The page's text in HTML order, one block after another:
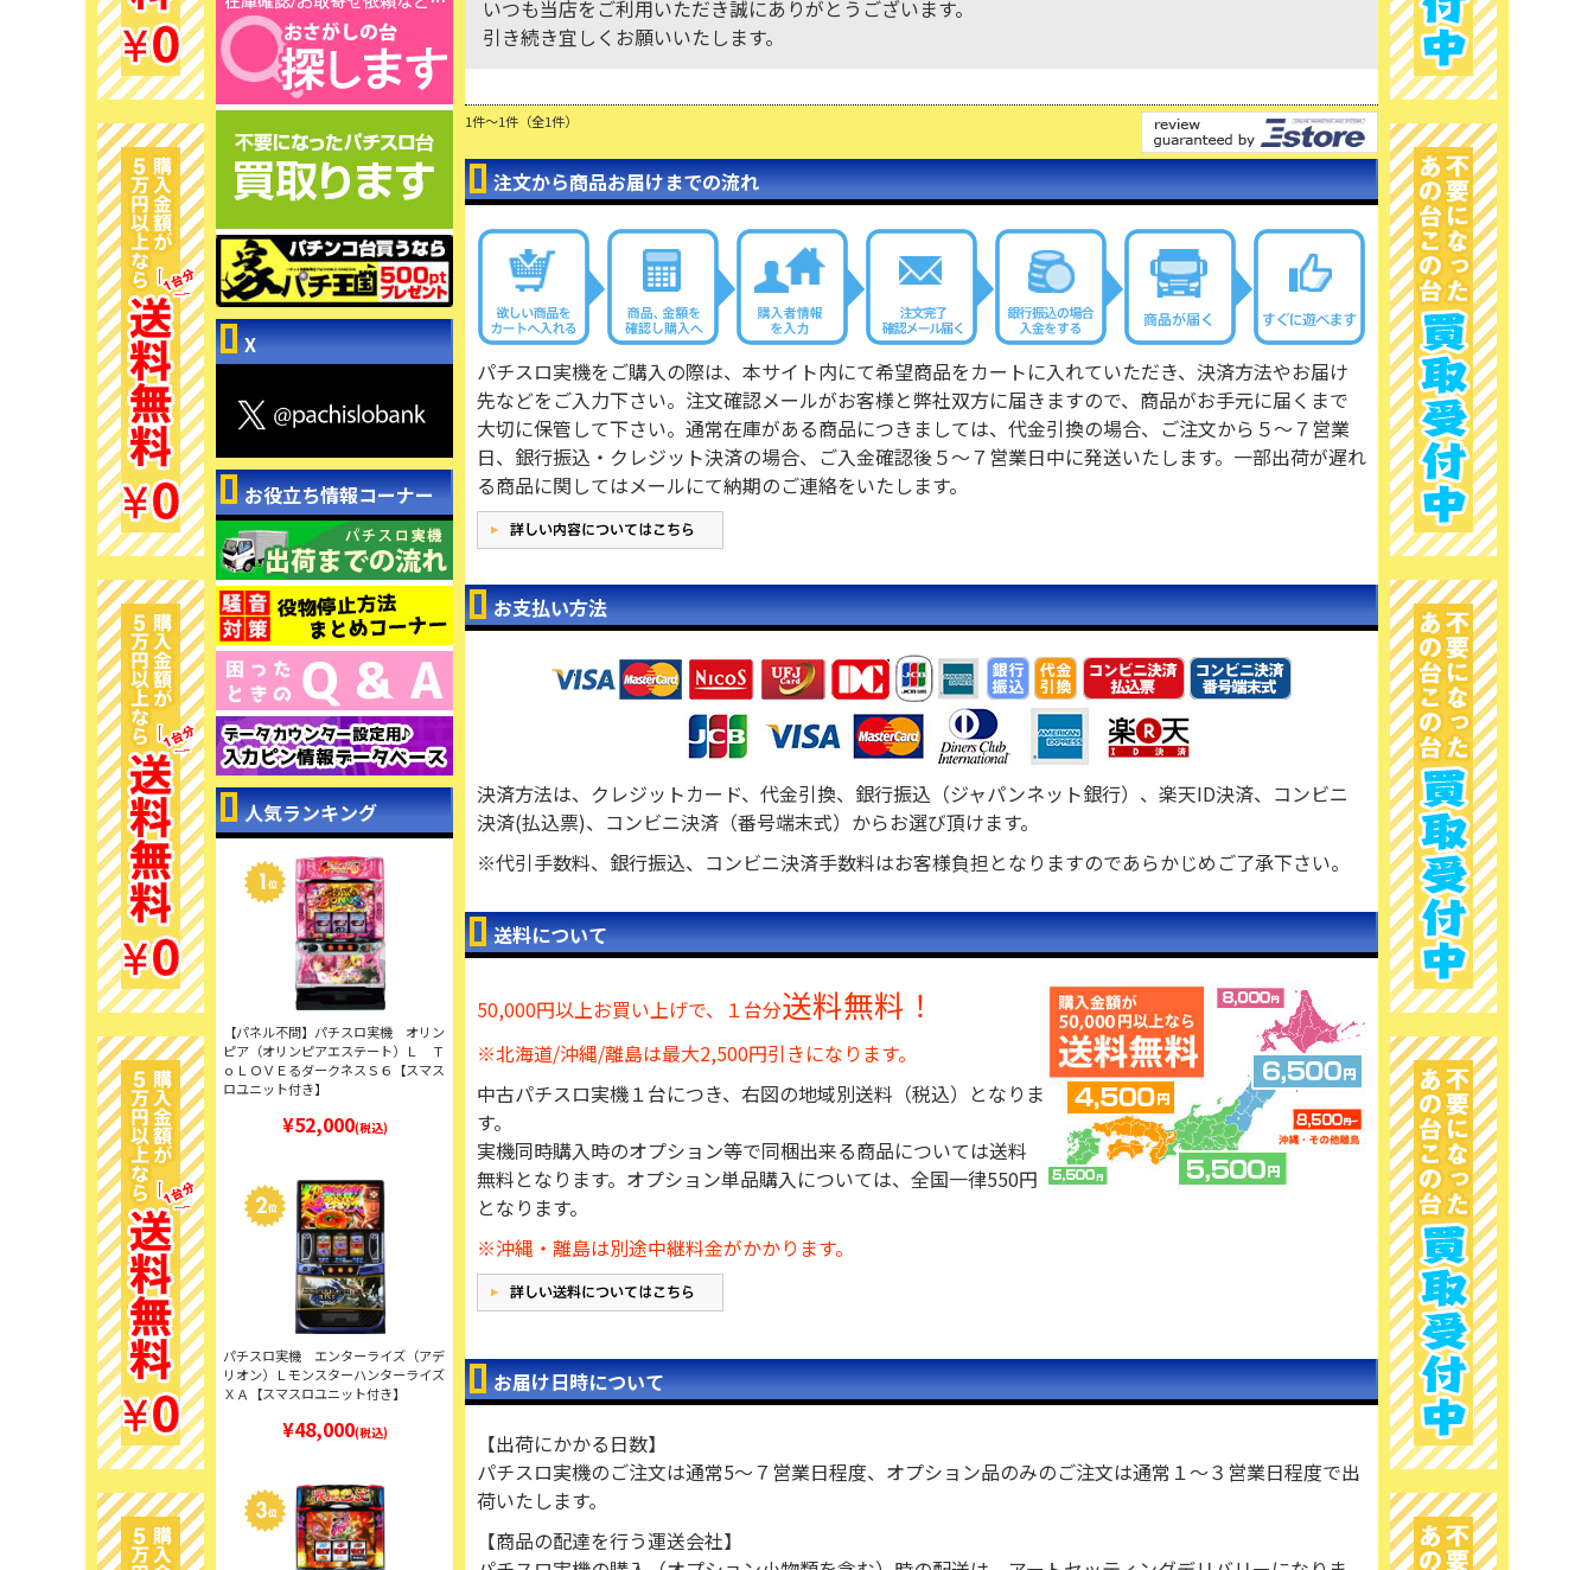
いつも当店をご利用いただき誠にありがとうございます。
引き続き宜しくお願いいたします。
1件～1件（全1件）
注文から商品お届けまでの流れ
パチスロ実機をご購入の際は、本サイト内にて希望商品をカートに入れていただき、決済方法やお届け
先などをご入力下さい。注文確認メールがお客様と弊社双方に届きますので、商品がお手元に届くまで
大切に保管して下さい。通常在庫がある商品につきましては、代金引換の場合、ご注文から５～７営業
日、銀行振込・クレジット決済の場合、ご入金確認後５～７営業日中に発送いたします。一部出荷が遅れ
る商品に関してはメールにて納期のご連絡をいたします。
お支払い方法
決済方法は、クレジットカード、代金引換、銀行振込（ジャパンネット銀行）、楽天ID決済、コンビニ
決済(払込票)、コンビニ決済（番号端末式）からお選び頂けます。
※代引手数料、銀行振込、コンビニ決済手数料はお客様負担となりますのであらかじめご了承下さい。
送料について
50,000円以上お買い上げで、１台分送料無料！
※北海道/沖縄/離島は最大2,500円引きになります。
中古パチスロ実機１台につき、右図の地域別送料（税込）となりま
す。
実機同時購入時のオプション等で同梱出来る商品については送料
無料となります。オプション単品購入については、全国一律550円
となります。
※沖縄・離島は別途中継料金がかかります。
お届け日時について
【出荷にかかる日数】
パチスロ実機のご注文は通常5～７営業日程度、オプション品のみのご注文は通常１～３営業日程度で出
荷いたします。
【商品の配達を行う運送会社】
X
お役立ち情報コーナー
人気ランキング
【パネル不問】パチスロ実機 オリン
ピア（オリンピアエステート）Ｌ Ｔ
ｏＬＯＶＥるダークネスＳ６【スマス
ロユニット付き】
¥52,000(税込)
パチスロ実機 エンターライズ（アデ
リオン）Ｌモンスターハンターライズ
ＸＡ【スマスロユニット付き】
¥48,000(税込)